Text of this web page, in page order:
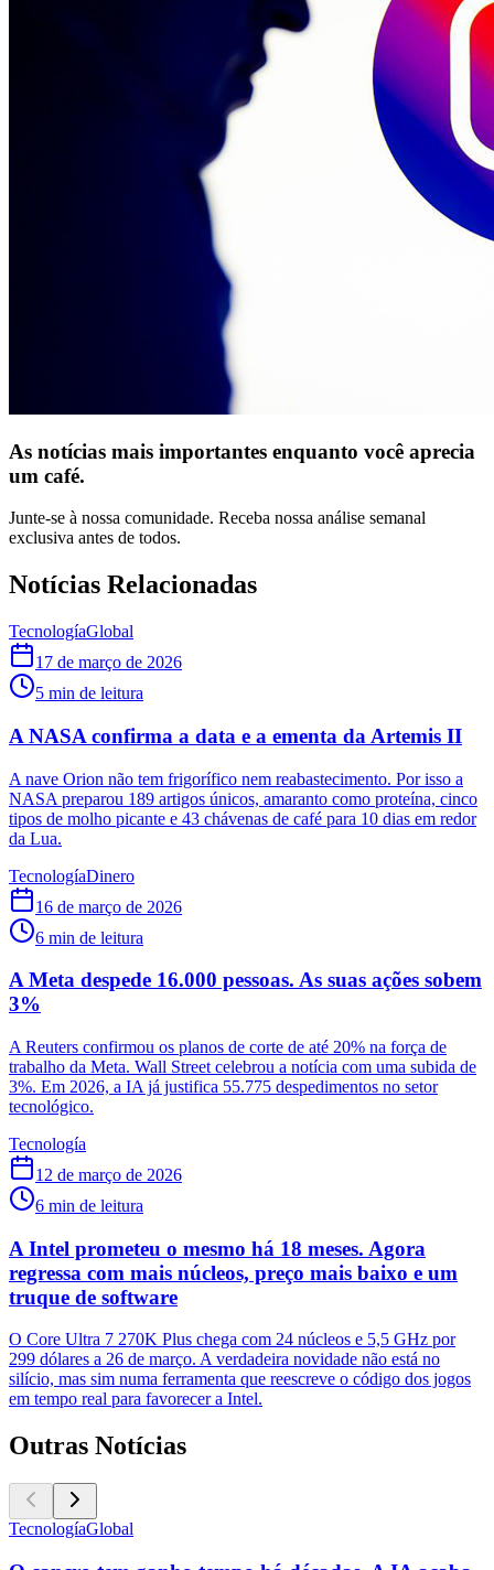
As notícias mais importantes enquanto você aprecia
um café.
Junte-se à nossa comunidade. Receba nossa análise semanal
exclusiva antes de todos.
Notícias Relacionadas
TecnologíaGlobal
17 de março de 2026
5 min de leitura
A NASA confirma a data e a ementa da Artemis II
A nave Orion não tem frigorífico nem reabastecimento. Por isso a
NASA preparou 189 artigos únicos, amaranto como proteína, cinco
tipos de molho picante e 43 chávenas de café para 10 dias em redor
da Lua.
TecnologíaDinero
16 de março de 2026
6 min de leitura
A Meta despede 16.000 pessoas. As suas ações sobem
3%
A Reuters confirmou os planos de corte de até 20% na força de
trabalho da Meta. Wall Street celebrou a notícia com uma subida de
3%. Em 2026, a IA já justifica 55.775 despedimentos no setor
tecnológico.
Tecnología
12 de março de 2026
6 min de leitura
A Intel prometeu o mesmo há 18 meses. Agora
regressa com mais núcleos, preço mais baixo e um
truque de software
O Core Ultra 7 270K Plus chega com 24 núcleos e 5,5 GHz por
299 dólares a 26 de março. A verdadeira novidade não está no
silício, mas sim numa ferramenta que reescreve o código dos jogos
em tempo real para favorecer a Intel.
Outras Notícias
TecnologíaGlobal